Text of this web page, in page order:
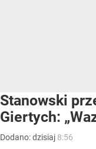
Stanowski
Giertych:
Dodano:dzisiaj 8:56